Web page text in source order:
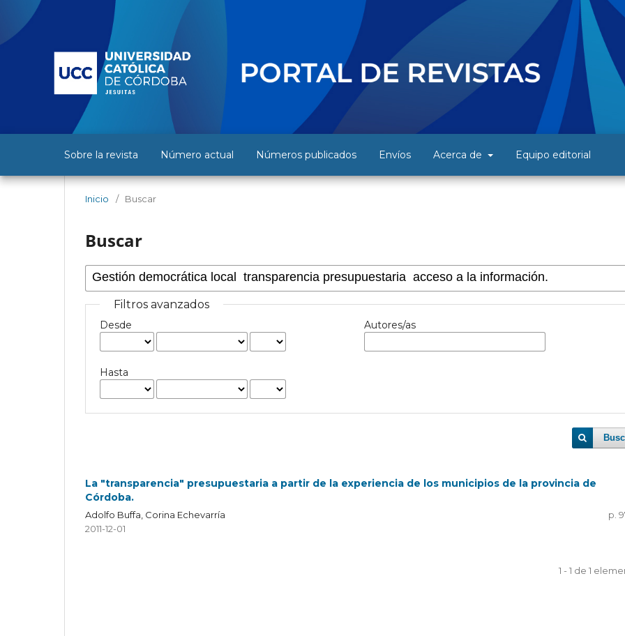
Sobre la revista Número actual Números publicados Envíos Acerca de Equipo editorial
Inicio / Buscar
Buscar
Filtros avanzados
Desde
Hasta
Autores/as
La "transparencia" presupuestaria a partir de la experiencia de los municipios de la provincia de
Córdoba.
Adolfo Buffa, Corina Echevarría
p.
2011-12-01
1 - 1 de 1